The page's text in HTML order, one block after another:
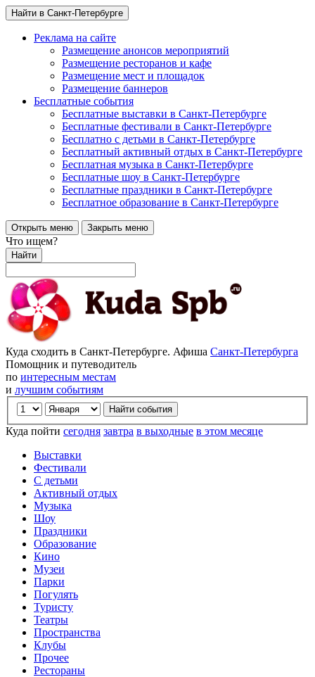
Найти в Санкт-Петербурге
Реклама на сайте
Размещение анонсов мероприятий
Размещение ресторанов и кафе
Размещение мест и площадок
Размещение баннеров
Бесплатные события
Бесплатные выставки в Санкт-Петербурге
Бесплатные фестивали в Санкт-Петербурге
Бесплатно с детьми в Санкт-Петербурге
Бесплатный активный отдых в Санкт-Петербурге
Бесплатная музыка в Санкт-Петербурге
Бесплатные шоу в Санкт-Петербурге
Бесплатные праздники в Санкт-Петербурге
Бесплатное образование в Санкт-Петербурге
Открыть меню Закрыть меню
Что ищем?
Найти
Куда сходить в Санкт-Петербурге. Афиша Санкт-Петербурга
Помощник и путеводитель
по интересным местам
и лучшим событиям
Куда пойти сегодня завтра в выходные в этом месяце
Выставки
Фестивали
С детьми
Активный отдых
Музыка
Шоу
Праздники
Образование
Кино
Музеи
Парки
Погулять
Туристу
Театры
Пространства
Клубы
Прочее
Рестораны